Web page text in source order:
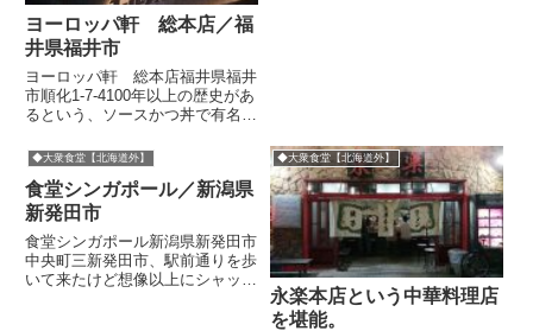
ヨーロッパ軒 総本店／福
井県福井市
ヨーロッパ軒 総本店福井県福井
市順化1-7-4100年以上の歴史があ
るという、ソースかつ丼で有名な
通称は『パ軒』。たくさん情報が
出ていると思うので、詳しくはネ
ットで調べてみてください。西別
院駅の周りを歩いている...
◆大衆食堂【北海道外】
食堂シンガポール／新潟県
新発田市
食堂シンガポール新潟県新発田市
中央町三新発田市、駅前通りを歩
いて来たけど想像以上にシャッタ
◆大衆食堂【北海道外】
永楽本店という中華料理店
を堪能。